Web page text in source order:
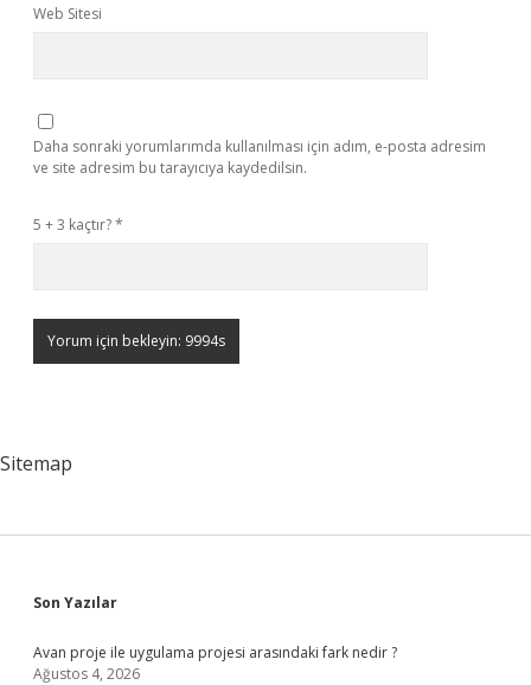
Web Sitesi
Daha sonraki yorumlarımda kullanılması için adım, e-posta adresim
ve site adresim bu tarayıcıya kaydedilsin.
5 + 3 kaçtır?*
Sitemap
Sidebar
Son Yazılar
Avan proje ile uygulama projesi arasındaki fark nedir ?
Ağustos 4, 2026